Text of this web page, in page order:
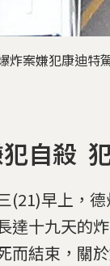
炸案嫌犯康迪特
自殺
(21)早上，
達十九天的
而結束，關